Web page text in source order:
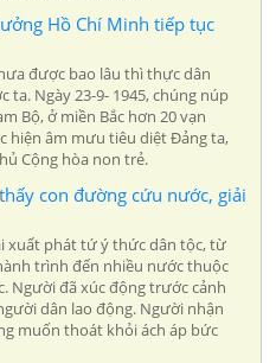
Hồ Chí Minh tiếp tục
được bao lâu thì thực dân
ta. Ngày 23-9- 1945, chúng núp
Bộ, ở miền Bắc hơn 20 vạn
hiện âm mưu tiêu diệt Đảng ta,
Cộng hòa non trẻ.
con đường cứu nước, giải
xuất phát tứ ý thức dân tộc, từ
trình đến nhiều nước thuộc
Người đã xúc động trước cảnh
dân lao động. Người nhận
muốn thoát khỏi ách áp bức